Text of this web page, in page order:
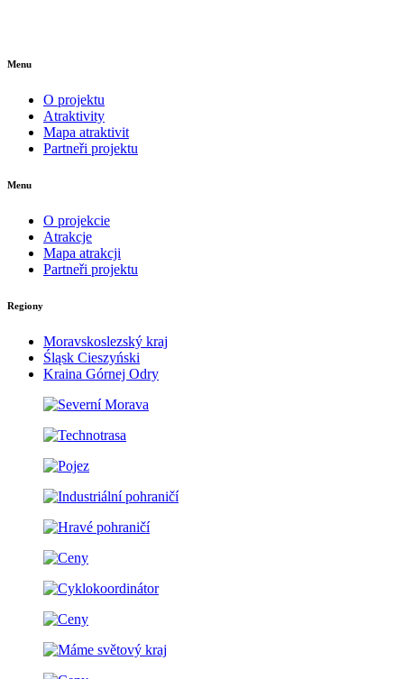
Menu
O projektu
Atraktivity
Mapa atraktivit
Partneři projektu
Menu
O projekcie
Atrakcje
Mapa atrakcji
Partneři projektu
Regiony
Moravskoslezský kraj
Śląsk Cieszyński
Kraina Górnej Odry